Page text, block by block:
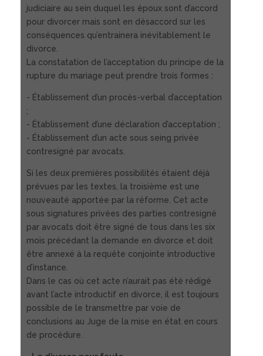
judiciaire au sein duquel les époux sont d’accord
pour divorcer mais sont en désaccord sur les
conséquences qu’entrainera inévitablement le
divorce.
La constatation de l’acceptation du principe de la
rupture du mariage peut prendre trois formes :
- Établissement d’un procès-verbal d’acceptation
;
- Établissement d’une déclaration d’acceptation ;
- Établissement d’un acte sous seing privée
contresigné par avocats.
Si les deux premières possibilités étaient déjà
prévues par les textes, la troisième est une
nouveauté apportée par la réforme. Cet acte
sous signatures privées des parties contresigné
par avocats doit être signé de tous dans les six
mois précédant la demande en divorce et doit
être annexé à la requête conjointe introductive
d’instance.
Dans le cas où cet acte n’aurait pas été rédigé
avant l’acte introductif en divorce, il est toujours
possible de le transmettre par voie de
conclusions au Juge de la mise en état en cours
de procédure.